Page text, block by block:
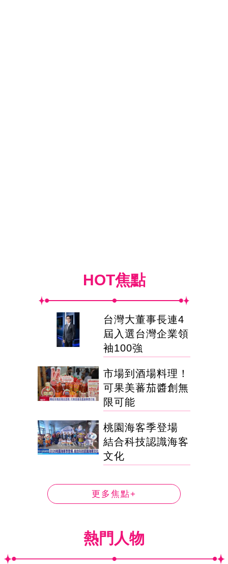
HOT焦點
台灣大董事長連4
屆入選台灣企業領
袖100強
市場到酒場料理！
可果美蕃茄醬創無
限可能
桃園海客季登場
結合科技認識海客
文化
更多焦點+
熱門人物